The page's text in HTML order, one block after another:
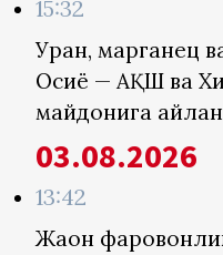
15:32
Уран, марганец
Осиё — АҚШ ва
майдонига
03.08.2026
13:42
Жаҳон